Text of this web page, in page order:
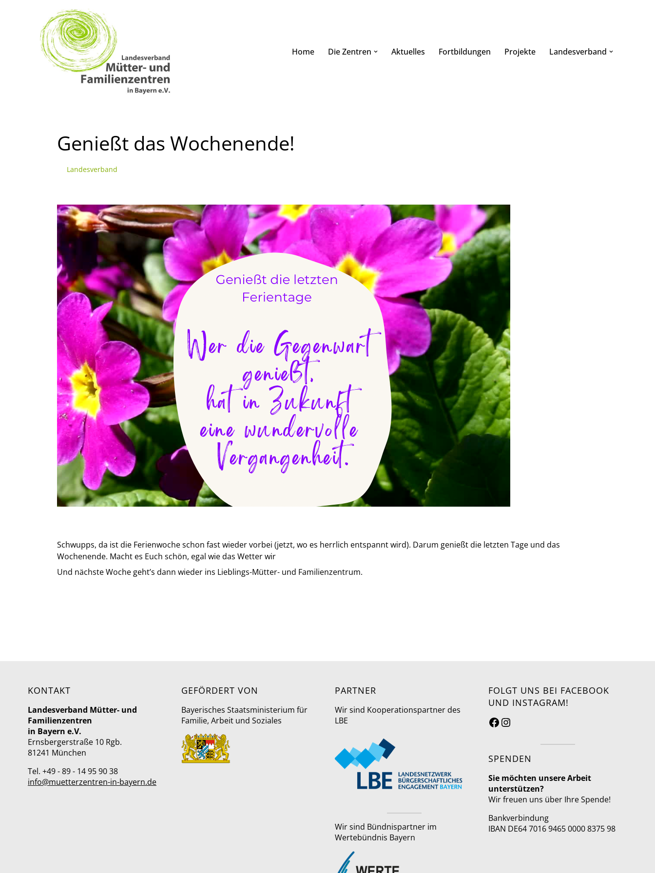
Zum
Inhalt
springen
Home Die Zentren Aktuelles Fortbildungen Projekte Landesverband
Genießt das Wochenende!
Landesverband
Schwupps, da ist die Ferienwoche schon fast wieder vorbei (jetzt, wo es herrlich entspannt wird). Darum genießt die letzten Tage und das
Wochenende. Macht es Euch schön, egal wie das Wetter wir
Und nächste Woche geht’s dann wieder ins Lieblings-Mütter- und Familienzentrum.
KONTAKT
Landesverband Mütter- und
Familienzentren
in Bayern e.V.
Ernsbergerstraße 10 Rgb.
81241 München
Tel. +49 - 89 - 14 95 90 38
info@muetterzentren-in-bayern.de
GEFÖRDERT VON
Bayerisches Staatsministerium für
Familie, Arbeit und Soziales
PARTNER
Wir sind Kooperationspartner des
LBE
Wir sind Bündnispartner im
Wertebündnis Bayern
FOLGT UNS BEI FACEBOOK
UND INSTAGRAM!
SPENDEN
Sie möchten unsere Arbeit
unterstützen?
Wir freuen uns über Ihre Spende!
Bankverbindung
IBAN DE64 7016 9465 0000 8375 98